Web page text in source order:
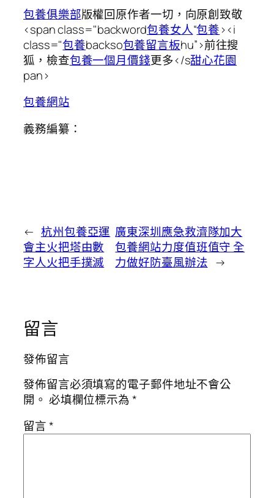
包養俱樂部版權回原作者一切，向原創致敬
<span class="backword包養女人“包養><i
class="包養backso包養留言板hu”>前往搜
狐，檢查包養一個月價錢更多</s甜心花園
pan>
包養網站
義務編纂：
← 杭州包養亞運
會主火把塔由數
字人火把手撲滅
廣東深圳應急救濟隊加大
包養網站力度值班值守 全
力做好防臺風辦法 →
留言
發佈留言
發佈留言必須填寫的電子郵件地址不會公
開。 必填欄位標示為*
留言*